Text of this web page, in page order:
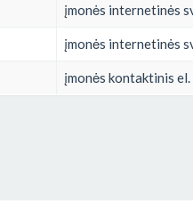
įmonės internetinės
įmonės internetinės
įmonės kontaktinis